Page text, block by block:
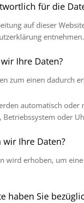
für die
auf dieser
entnehmen.
Ihre Daten?
zum einen dadurch
automatisch oder
oder
Ihre Daten?
wird erhoben, um
haben Sie